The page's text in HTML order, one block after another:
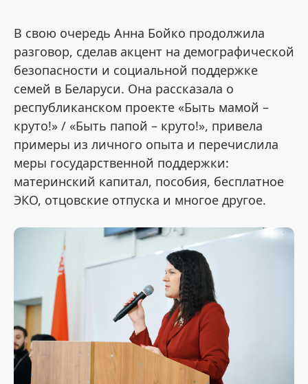
В свою очередь Анна Бойко продолжила
разговор, сделав акцент на демографической
безопасности и социальной поддержке
семей в Беларуси. Она рассказала о
республиканском проекте «Быть мамой –
круто!» / «Быть папой – круто!», привела
примеры из личного опыта и перечислила
меры государственной поддержки:
материнский капитал, пособия, бесплатное
ЭКО, отцовские отпуска и многое другое.